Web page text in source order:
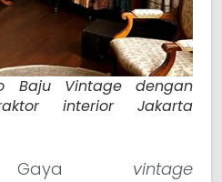
Baju Vintage dengan
interior Jakarta
vintage